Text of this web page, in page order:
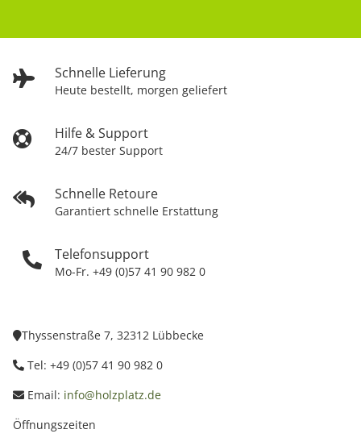
Schnelle Lieferung
Heute bestellt, morgen geliefert
Hilfe & Support
24/7 bester Support
Schnelle Retoure
Garantiert schnelle Erstattung
Telefonsupport
Mo-Fr. +49 (0)57 41 90 982 0
Thyssenstraße 7, 32312 Lübbecke
Tel: +49 (0)57 41 90 982 0
Email: info@holzplatz.de
Öffnungszeiten